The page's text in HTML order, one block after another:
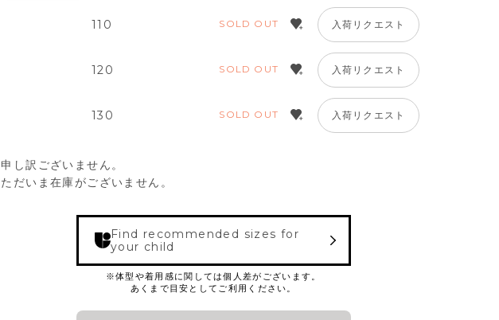
110 SOLD OUT 入荷リクエスト
120 SOLD OUT 入荷リクエスト
130 SOLD OUT 入荷リクエスト
申し訳ございません。
ただいま在庫がございません。
Find recommended sizes for
your child